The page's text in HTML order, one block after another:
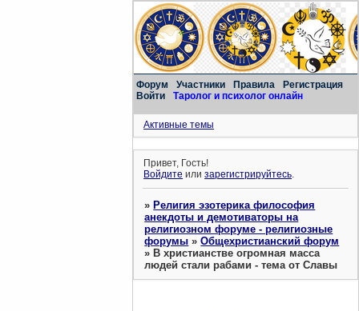
Форум Участники Правила
Регистрация
Войти
Таролог и психолог онлайн
Активные темы
Привет, Гость!
Войдите илизарегистрируйтесь.
»Религия эзотерика философия
анекдоты и демотиваторы на
религиозном форуме - религиозные
форумы »Общехристианский форум
»В христианстве огромная масса
людей стали рабами - тема от Славы